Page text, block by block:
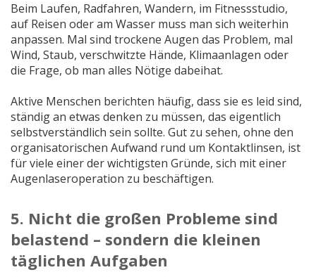
Beim Laufen, Radfahren, Wandern, im Fitnessstudio,
auf Reisen oder am Wasser muss man sich weiterhin
anpassen. Mal sind trockene Augen das Problem, mal
Wind, Staub, verschwitzte Hände, Klimaanlagen oder
die Frage, ob man alles Nötige dabeihat.
Aktive Menschen berichten häufig, dass sie es leid sind,
ständig an etwas denken zu müssen, das eigentlich
selbstverständlich sein sollte. Gut zu sehen, ohne den
organisatorischen Aufwand rund um Kontaktlinsen, ist
für viele einer der wichtigsten Gründe, sich mit einer
Augenlaseroperation zu beschäftigen.
5. Nicht die großen Probleme sind
belastend – sondern die kleinen
täglichen Aufgaben